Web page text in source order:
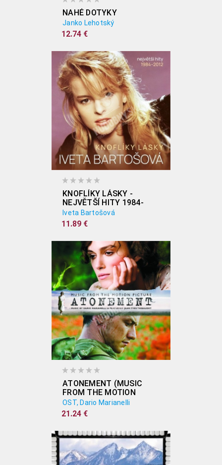
NAHÉ DOTYKY
Janko Lehotský
12.74 €
KNOFLÍKY LÁSKY -
NEJVĚTŠÍ HITY 1984-
2012
Iveta Bartošová
11.89 €
ATONEMENT (MUSIC
FROM THE MOTION
PICTURE)
OST, Dario Marianelli
21.24 €